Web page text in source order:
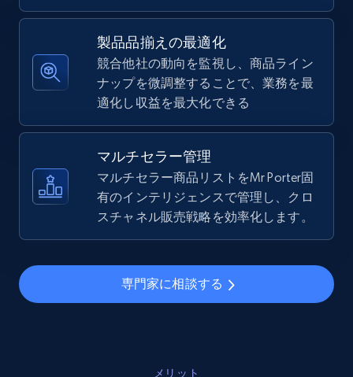
667+ 今すぐ始める
TikTok Shop - Collect TikTok shop products
by keywords search
URL, Title, Available, Description, Currency, Initial
price, Final price, Discount percent, and more.
667+ 今すぐ始める
TikTok Shop - discover records by shop url
製品品揃えの最適化
競合他社の動向を監視し、商品ライン
ナップを微調整することで、業務を最
適化し収益を最大化できる
マルチセラー管理
マルチセラー商品リストをMr Porter固
有のインテリジェンスで管理し、クロ
スチャネル販売戦略を効率化します。
専門家に相談する
メリット